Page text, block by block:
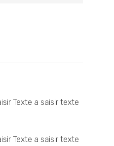
Texte a saisir texte
Texte a saisir texte